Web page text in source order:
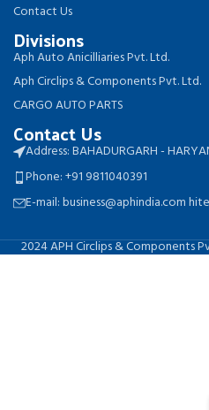
Contact Us
Divisions
Aph Auto Anicilliaries Pvt. Ltd.
Aph Circlips & Components Pvt. Ltd.
CARGO AUTO PARTS
Contact Us
Address: BAHADURGARH -
Phone: +91 9811040391
E-mail: business@aphindia.com
2024 APH Circlips & Components